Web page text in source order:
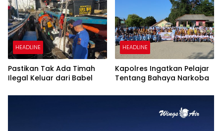
HEADLINE
Pastikan Tak Ada Timah
Ilegal Keluar dari Babel
HEADLINE
Kapolres Ingatkan Pelajar
Tentang Bahaya Narkoba